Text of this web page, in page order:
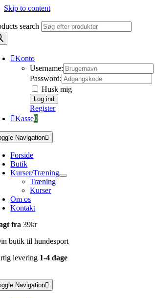
Skip to content
search
Konto
Username:
Password:
Husk mig
Register
Kasse0
Navigation
Forside
Butik
Kurser/Træning
Træning
Kurser
Om os
Kontakt
fra39kr
butik til hundesport
levering 1-4 dage
Navigation